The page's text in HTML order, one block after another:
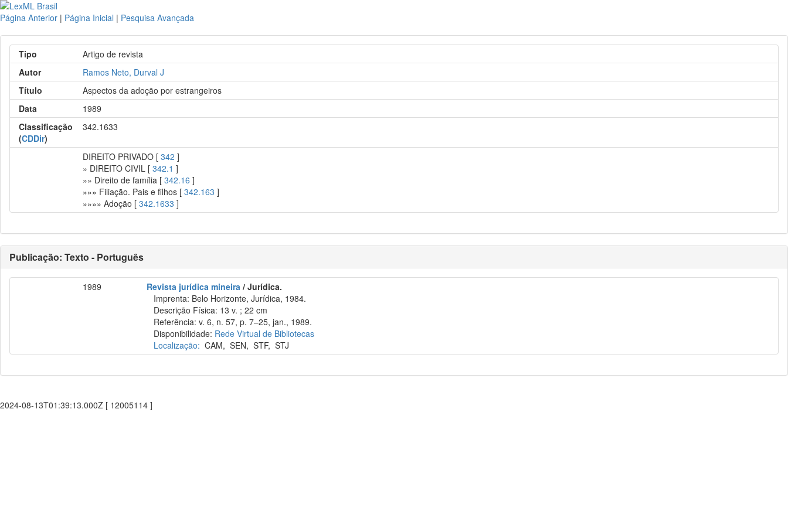
Página Anterior | Página Inicial | Pesquisa Avançada
Tipo
Artigo de revista
Autor
Ramos Neto, Durval J
Título
Aspectos da adoção por estrangeiros
Data
1989
Classificação
(CDDir)
342.1633
DIREITO PRIVADO [342 ]
» DIREITO CIVIL [342.1 ]
»» Direito de família [342.16 ]
»»» Filiação. Pais e filhos [342.163 ]
»»»» Adoção [342.1633 ]
Publicação: Texto - Português
1989 Revista jurídica mineira / Jurídica.
Imprenta: Belo Horizonte, Jurídica, 1984.
Descrição Física: 13 v. ; 22 cm
Referência: v. 6, n. 57, p. 7–25, jan., 1989.
Disponibilidade: Rede Virtual de Bibliotecas
Localização: CAM,SEN,STF,STJ
2024-08-13T01:39:13.000Z [ 12005114 ]